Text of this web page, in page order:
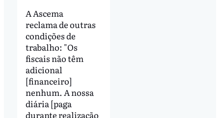
A Ascema
reclama de outras
condições de
trabalho: "Os
fiscais não têm
adicional
[financeiro]
nenhum. A nossa
diária [paga
durante realização